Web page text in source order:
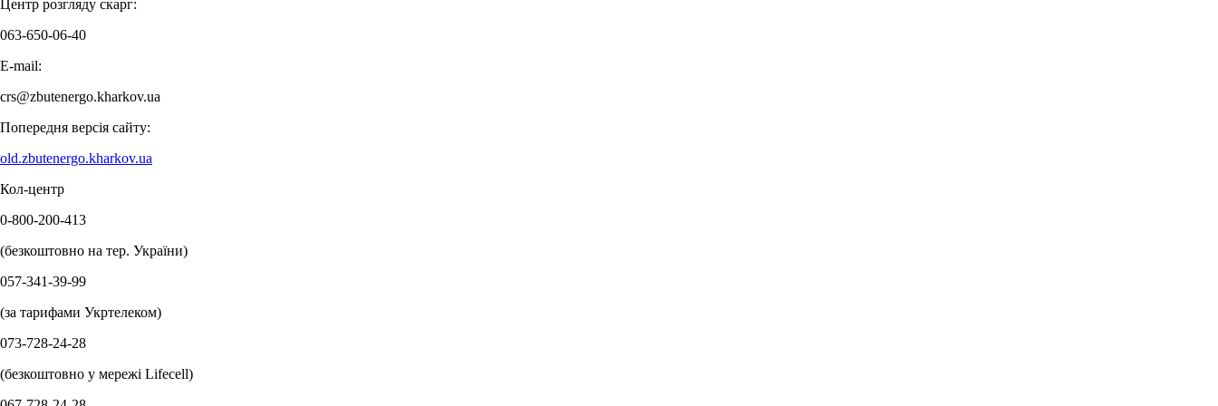
Центр розгляду скарг:
063-650-06-40
E-mail:
crs@zbutenergo.kharkov.ua
Попередня версія сайту:
old.zbutenergo.kharkov.ua
Кол-центр
0-800-200-413
(безкоштовно на тер. України)
057-341-39-99
(за тарифами Укртелеком)
073-728-24-28
(безкоштовно у мережі Lifecell)